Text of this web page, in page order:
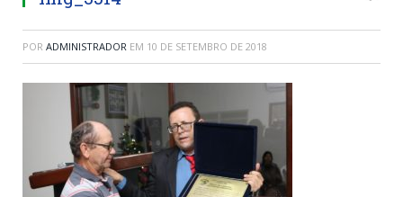
POR ADMINISTRADOR EM 10 DE SETEMBRO DE 2018